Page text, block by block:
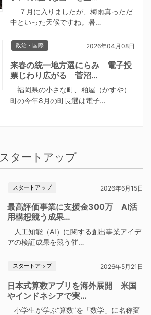
７月に入りましたが、梅雨真っただ
中といった天候ですね。暑…
政治・国際 2026年04月08日
来春の統一地方選にらみ 電子投
票じわり広がる 菅沼…
福岡県の小さな町、粕屋（かすや）
町の今年8月の町長選は電子…
スタートアップ
スタートアップ 2026年6月15日
最高評価事業に支援金300万 AI活
用構想競う成果…
人工知能（AI）に関する創出事業アイデ
アの検証成果を競う催…
スタートアップ 2026年5月21日
日本式算数アプリを海外展開 米国
やインドネシアで実…
小学生が学ぶ“算数”を「数学」に名称変